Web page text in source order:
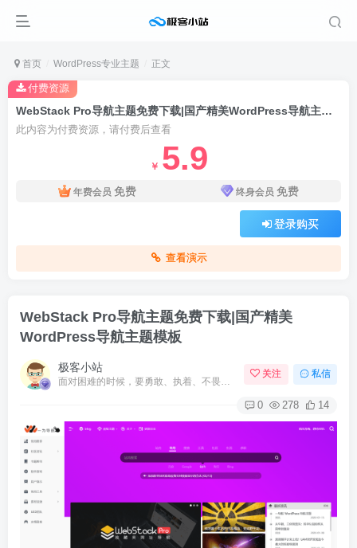
首页 WordPress专业主题 正文
WebStack Pro导航主题免费下载|国产精美WordPress导航主题模板
此内容为付费资源，请付费后查看
￥ 5.9
年费会员 免费 终身会员 免费
登录购买
查看演示
付费资源
WebStack Pro导航主题免费下载|国产精美
WordPress导航主题模板
极客小站
面对困难的时候，要勇敢、执着、不畏艰辛地去战胜它
关注 私信
0 278 14